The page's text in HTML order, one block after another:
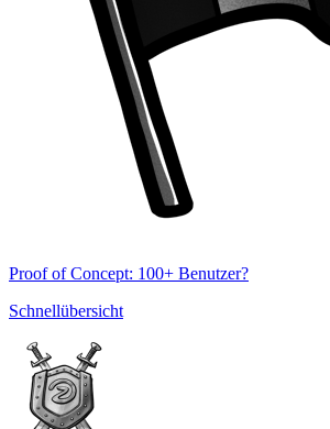
Proof of Concept: 100+ Benutzer?
Schnellübersicht